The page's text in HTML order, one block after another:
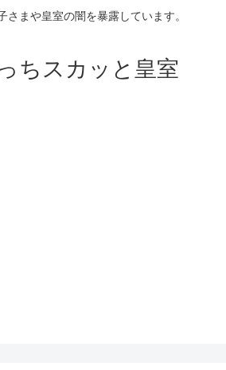
さまや皇室の闇を暴露しています。
ちスカッと皇室